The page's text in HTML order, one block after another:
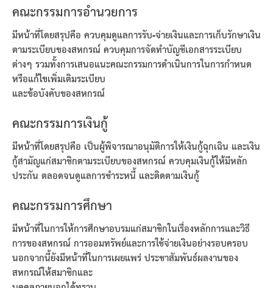
คณะกรรมการอำนวยการ
มีหน้าที่โดยสรุปคือ ควบคุมดูแลการรับ-จ่ายเงินและการเก็บรักษาเงิน
ตามระเบียบของสหกรณ์ ควบคุมการจัดทำบัญชีเอกสารระเบียบ
ต่างๆ รวมทั้งการเสนอแนะคณะกรรมการดำเนินการในการกำหนด
หรือแก้ไขเพิ่มเติมระเบียบ
และข้อบังคับของสหกรณ์
คณะกรรมการเงินกู้
มีหน้าที่โดยสรุปคือ เป็นผู้พิจารณาอนุมัติการให้เงินกู้ฉุกเฉิน และเงิน
กู้สามัญแก่สมาชิกตามระเบียบของสหกรณ์ ควบคุมเงินกู้ให้มีหลัก
ประกัน ตลอดจนดูแลการชำระหนี้ และติดตามเงินกู้
คณะกรรมการศึกษา
มีหน้าที่ในการให้การศึกษาอบรมแก่สมาชิกในเรื่องหลักการและวิธี
การของสหกรณ์ การออมทรัพย์และการใช้จ่ายเงินอย่างรอบครอบ
นอกจากนี้ยังมีหน้าที่ในการเผยแพร่ ประชาสัมพันธ์ผลงานของ
สหกรณ์ให้สมาชิกและ